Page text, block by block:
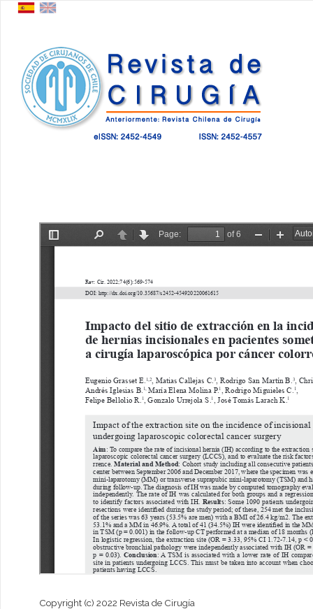
Copyright (c) 2022 Revista de Cirugía